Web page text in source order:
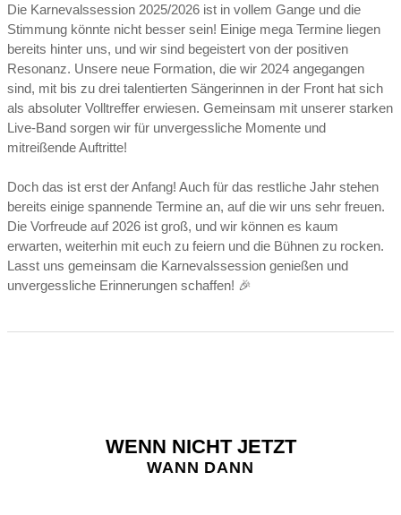
Die Karnevalssession 2025/2026 ist in vollem Gange und die
Stimmung könnte nicht besser sein! Einige mega Termine liegen
bereits hinter uns, und wir sind begeistert von der positiven
Resonanz. Unsere neue Formation, die wir 2024 angegangen
sind, mit bis zu drei talentierten Sängerinnen in der Front hat sich
als absoluter Volltreffer erwiesen. Gemeinsam mit unserer starken
Live-Band sorgen wir für unvergessliche Momente und
mitreißende Auftritte!
Doch das ist erst der Anfang! Auch für das restliche Jahr stehen
bereits einige spannende Termine an, auf die wir uns sehr freuen.
Die Vorfreude auf 2026 ist groß, und wir können es kaum
erwarten, weiterhin mit euch zu feiern und die Bühnen zu rocken.
Lasst uns gemeinsam die Karnevalssession genießen und
unvergessliche Erinnerungen schaffen! 🎉
WENN NICHT JETZT
WANN DANN